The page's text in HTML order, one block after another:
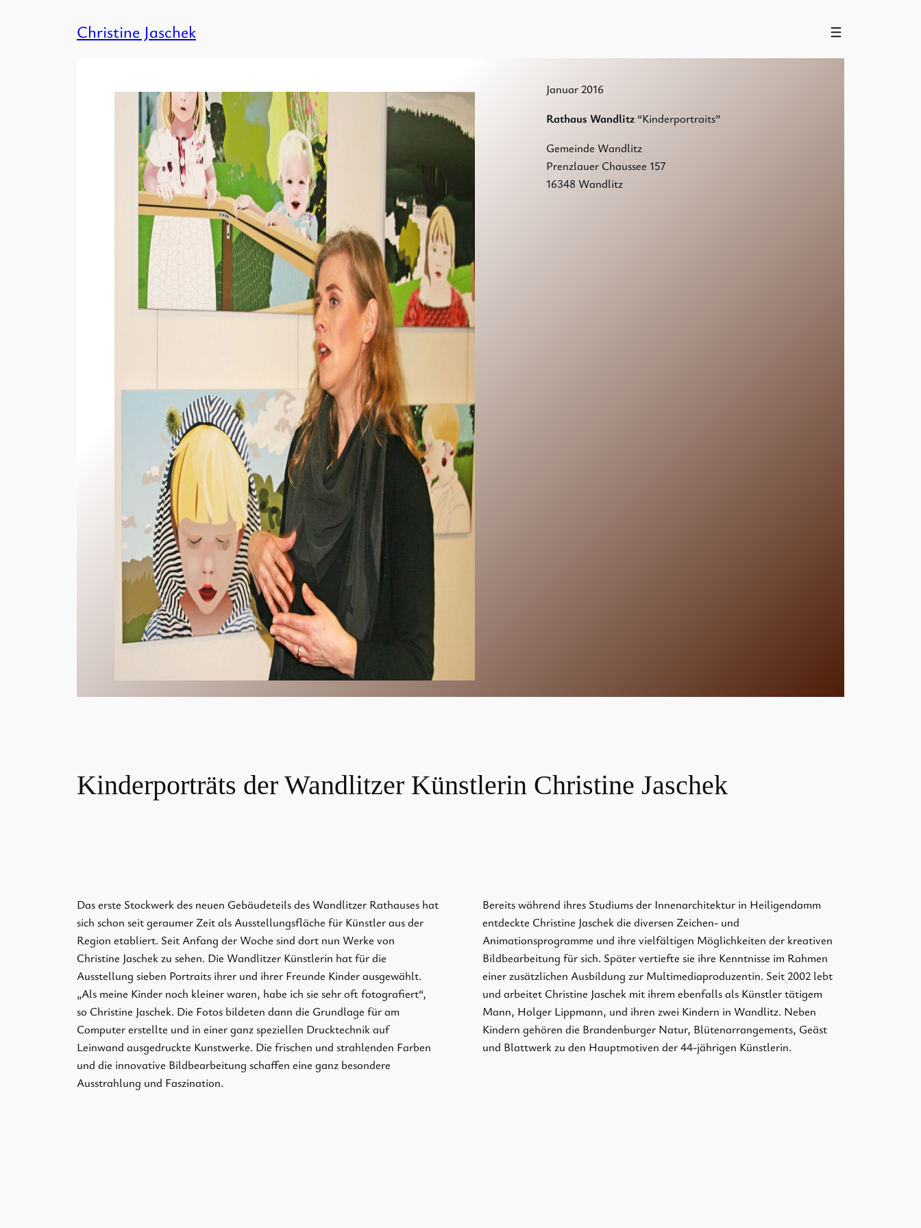
Christine Jaschek
Januar 2016
Rathaus Wandlitz “Kinderportraits”
Gemeinde Wandlitz
Prenzlauer Chaussee 157
16348 Wandlitz
Kinderporträts der Wandlitzer Künstlerin Christine Jaschek
Das erste Stockwerk des neuen Gebäudeteils des Wandlitzer Rathauses hat
sich schon seit geraumer Zeit als Ausstellungsfläche für Künstler aus der
Region etabliert. Seit Anfang der Woche sind dort nun Werke von
Christine Jaschek zu sehen. Die Wandlitzer Künstlerin hat für die
Ausstellung sieben Portraits ihrer und ihrer Freunde Kinder ausgewählt.
„Als meine Kinder noch kleiner waren, habe ich sie sehr oft fotografiert“,
so Christine Jaschek. Die Fotos bildeten dann die Grundlage für am
Computer erstellte und in einer ganz speziellen Drucktechnik auf
Leinwand ausgedruckte Kunstwerke. Die frischen und strahlenden Farben
und die innovative Bildbearbeitung schaffen eine ganz besondere
Ausstrahlung und Faszination.
Bereits während ihres Studiums der Innenarchitektur in Heiligendamm
entdeckte Christine Jaschek die diversen Zeichen- und
Animationsprogramme und ihre vielfältigen Möglichkeiten der kreativen
Bildbearbeitung für sich. Später vertiefte sie ihre Kenntnisse im Rahmen
einer zusätzlichen Ausbildung zur Multimediaproduzentin. Seit 2002 lebt
und arbeitet Christine Jaschek mit ihrem ebenfalls als Künstler tätigem
Mann, Holger Lippmann, und ihren zwei Kindern in Wandlitz. Neben
Kindern gehören die Brandenburger Natur, Blütenarrangements, Geäst
und Blattwerk zu den Hauptmotiven der 44-jährigen Künstlerin.